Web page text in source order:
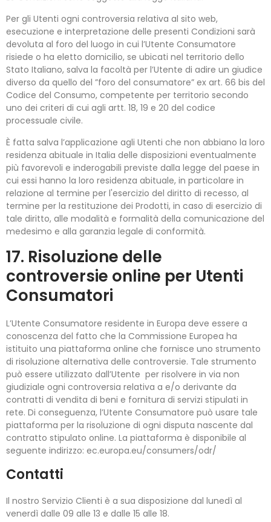
Per gli Utenti ogni controversia relativa al sito web,
esecuzione e interpretazione delle presenti Condizioni sarà
devoluta al foro del luogo in cui l’Utente Consumatore
risiede o ha eletto domicilio, se ubicati nel territorio dello
Stato Italiano, salva la facoltà per l’Utente di adire un giudice
diverso da quello del ”foro del consumatore” ex art. 66 bis del
Codice del Consumo, competente per territorio secondo
uno dei criteri di cui agli artt. 18, 19 e 20 del codice
processuale civile.
È fatta salva l’applicazione agli Utenti che non abbiano la loro
residenza abituale in Italia delle disposizioni eventualmente
più favorevoli e inderogabili previste dalla legge del paese in
cui essi hanno la loro residenza abituale, in particolare in
relazione al termine per l'esercizio del diritto di recesso, al
termine per la restituzione dei Prodotti, in caso di esercizio di
tale diritto, alle modalità e formalità della comunicazione del
medesimo e alla garanzia legale di conformità.
17. Risoluzione delle
controversie online per Utenti
Consumatori
L’Utente Consumatore residente in Europa deve essere a
conoscenza del fatto che la Commissione Europea ha
istituito una piattaforma online che fornisce uno strumento
di risoluzione alternativa delle controversie. Tale strumento
può essere utilizzato dall’Utente per risolvere in via non
giudiziale ogni controversia relativa a e/o derivante da
contratti di vendita di beni e fornitura di servizi stipulati in
rete. Di conseguenza, l’Utente Consumatore può usare tale
piattaforma per la risoluzione di ogni disputa nascente dal
contratto stipulato online. La piattaforma è disponibile al
seguente indirizzo: ec.europa.eu/consumers/odr/
Contatti
Il nostro Servizio Clienti è a sua disposizione dal lunedì al
venerdì dalle 09 alle 13 e dalle 15 alle 18.